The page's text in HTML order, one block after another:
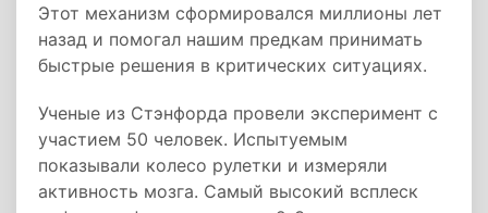
Этот механизм сформировался миллионы лет
назад и помогал нашим предкам принимать
быстрые решения в критических ситуациях.
Ученые из Стэнфорда провели эксперимент с
участием 50 человек. Испытуемым
показывали колесо рулетки и измеряли
активность мозга. Самый высокий всплеск